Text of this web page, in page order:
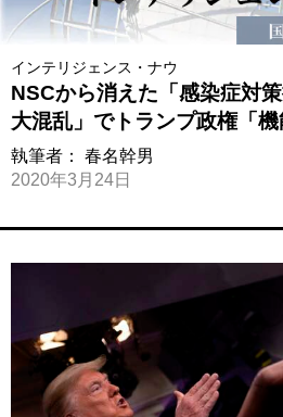
インテリジェンス・ナウ
NSCから消えた「感染症対
大混乱」でトランプ政権「機
執筆者： 春名幹男
2020年3月24日